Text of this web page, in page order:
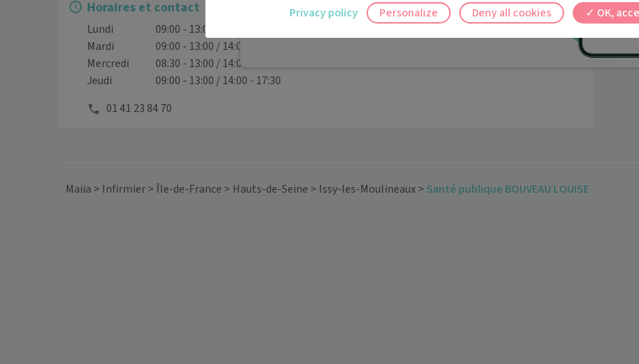
Horaires et contact
Lundi
09:00 - 13:00 / 14:00 - 17:30
Mardi
09:00 - 13:00 / 14:00 - 17:30
Mercredi
08:30 - 13:00 / 14:00 - 19:00
Jeudi
09:00 - 13:00 / 14:00 - 17:30
01 41 23 84 70
Maiia > Infirmier>Île-de-France > Hauts-de-Seine > Issy-les-Moulineaux> Santé publique BOUVEAU LOUISE
OK,
Deny all cookies
Personalize
Privacy policy